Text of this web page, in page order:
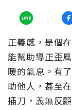
正義感，是個
能幫助導正歪
暖的氣息。有
助他人，甚至
插刀，義無反